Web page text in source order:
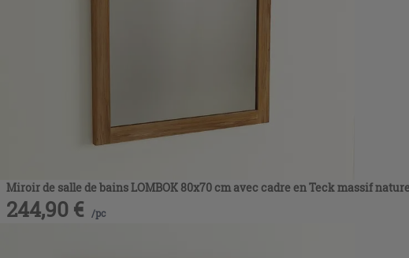
Miroir de salle de bains LOMBOK 80x70 cm avec cadre en Teck massif
244,90 € /pc